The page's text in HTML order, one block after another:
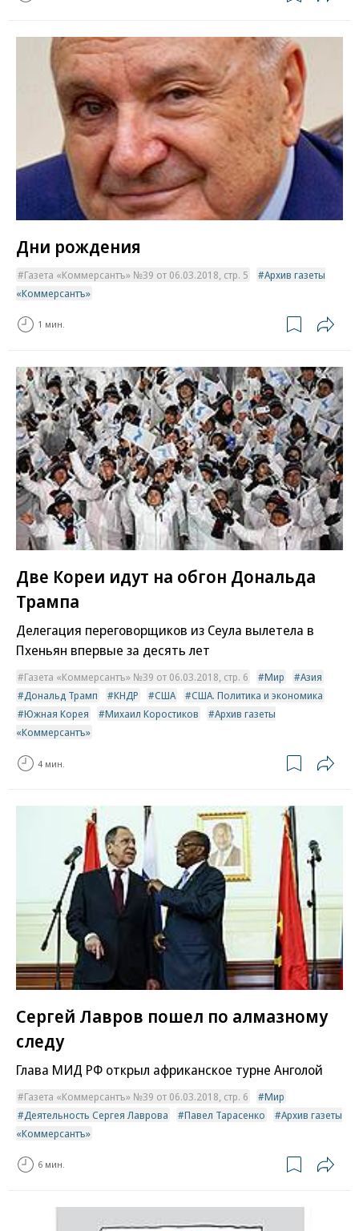
Дни рождения
Газета «Коммерсантъ» №39 от 06.03.2018, стр. 5
Архив газеты
«Коммерсантъ»
1 мин.
Две Кореи идут на обгон Дональда
Трампа
Делегация переговорщиков из Сеула вылетела в
Пхеньян впервые за десять лет
Газета «Коммерсантъ» №39 от 06.03.2018, стр. 6 Мир
Азия
Дональд Трамп
КНДР США
США. Политика и экономика
Южная Корея
Михаил Коростиков
Архив газеты
«Коммерсантъ»
4 мин.
Сергей Лавров пошел по алмазному
следу
Глава МИД РФ открыл африканское турне Анголой
Газета «Коммерсантъ» №39 от 06.03.2018, стр. 6
Мир
Деятельность Сергея Лаврова
Павел Тарасенко
Архив газеты
«Коммерсантъ»
6 мин.